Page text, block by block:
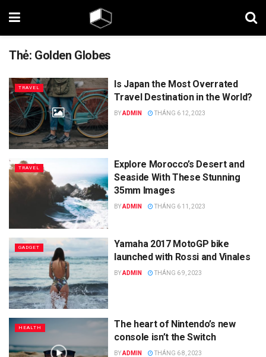
Thẻ: Golden Globes
TRAVEL
Is Japan the Most Overrated
Travel Destination in the World?
BYADMIN THÁNG 6 12, 2023
TRAVEL
Explore Morocco’s Desert and
Seaside With These Stunning
35mm Images
BYADMIN THÁNG 6 11, 2023
GADGET
Yamaha 2017 MotoGP bike
launched with Rossi and Vinales
BYADMIN THÁNG 6 9, 2023
HEALTH
The heart of Nintendo’s new
console isn’t the Switch
BYADMIN THÁNG 6 8, 2023